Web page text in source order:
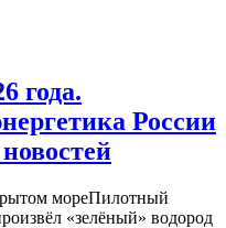
года.
России
мореПилотный
«зелёный» водород